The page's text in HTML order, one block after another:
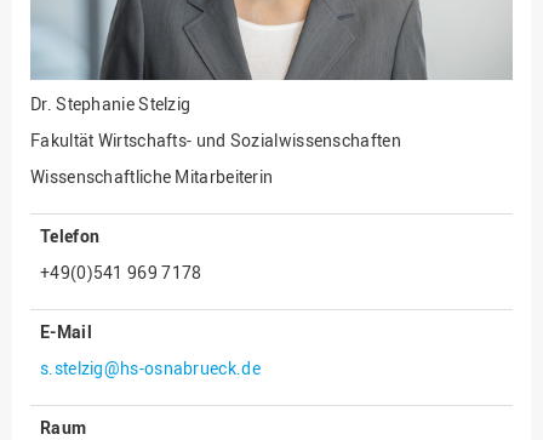
Finanzen
Forschung, Kooperation,
Drittmittel
Gebäude und Technik
Gesellschaftliches
Gleichstellungsbüro
Hochschulleitung
Hochschulplanung/-
strategie
Innenrevision
Institut für Musik
Dr.Stephanie Stelzig
Fakultät Wirtschafts- und Sozialwissenschaften
Wissenschaftliche Mitarbeiterin
Telefon
+49(0)541 969 7178
E-Mail
s.stelzig@hs-osnabrueck.de
Raum